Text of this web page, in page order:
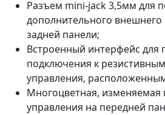
Разъем mini-jack 3,5мм для
дополнительного
задней панели;
Встроенный интерфейс для
подключения к
управления,
Многоцветная, изменяемая
управления на передней